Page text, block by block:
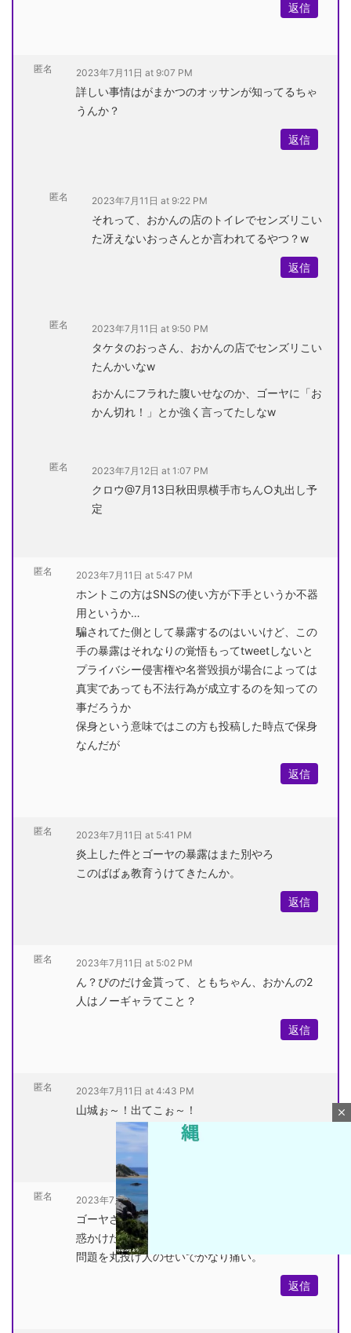
返信
匿名 2023年7月11日 at 9:07 PM
詳しい事情はがまかつのオッサンが知ってるちゃ
うんか？
返信
匿名 2023年7月11日 at 9:22 PM
それって、おかんの店のトイレでセンズリこい
た冴えないおっさんとか言われてるやつ？w
返信
匿名 2023年7月11日 at 9:50 PM
タケタのおっさん、おかんの店でセンズリこい
たんかいなw
おかんにフラれた腹いせなのか、ゴーヤに「お
かん切れ！」とか強く言ってたしなw
匿名 2023年7月12日 at 1:07 PM
クロウ@7月13日秋田県横手市ちん○丸出し予
定
匿名 2023年7月11日 at 5:47 PM
ホントこの方はSNSの使い方が下手というか不器
用というか…
騙されてた側として暴露するのはいいけど、この
手の暴露はそれなりの覚悟もってtweetしないと
プライバシー侵害権や名誉毀損が場合によっては
真実であっても不法行為が成立するのを知っての
事だろうか
保身という意味ではこの方も投稿した時点で保身
なんだが
返信
匿名 2023年7月11日 at 5:41 PM
炎上した件とゴーヤの暴露はまた別やろ
このばばぁ教育うけてきたんか。
返信
匿名 2023年7月11日 at 5:02 PM
ん？ぴのだけ金貰って、ともちゃん、おかんの2
人はノーギャラてこと？
返信
匿名 2023年7月11日 at 4:43 PM
山城ぉ～！出てこぉ～！
匿名 2023年7月11日 at 3:42 PM
ゴーヤさんの問題点と、このおばさんの発言で迷
惑かけた事は別件だろが。
問題を丸投げ人のせいでかなり痛い。
返信
close
M